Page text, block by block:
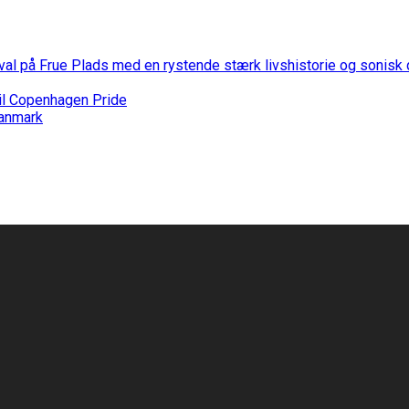
på Frue Plads med en rystende stærk livshistorie og sonisk
Copenhagen Pride